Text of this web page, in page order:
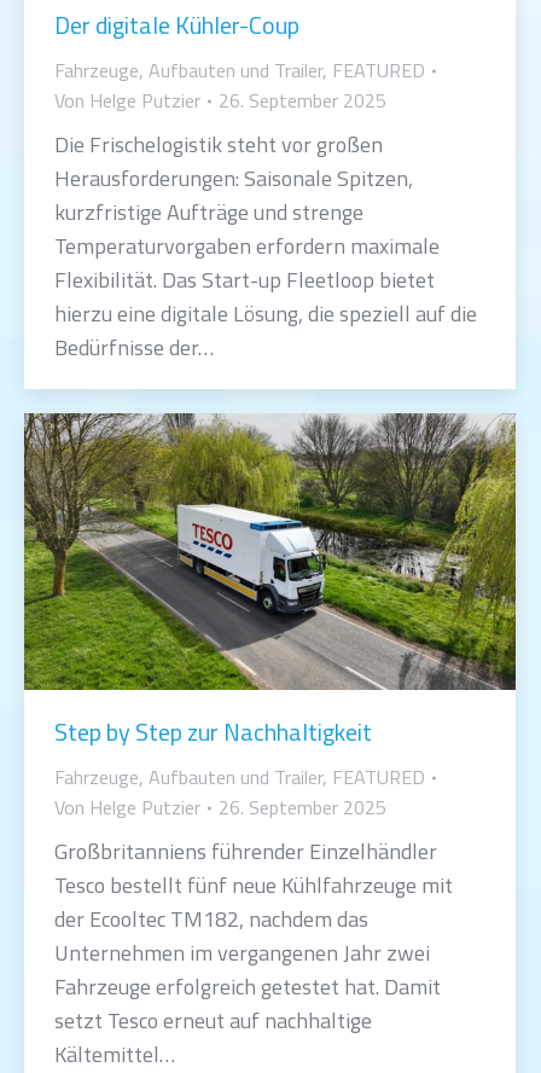
Der digitale Kühler-Coup
Fahrzeuge, Aufbauten und Trailer, FEATURED
Von Helge Putzier 26. September 2025
Die Frischelogistik steht vor großen
Herausforderungen: Saisonale Spitzen,
kurzfristige Aufträge und strenge
Temperaturvorgaben erfordern maximale
Flexibilität. Das Start-up Fleetloop bietet
hierzu eine digitale Lösung, die speziell auf die
Bedürfnisse der…
Step by Step zur Nachhaltigkeit
Fahrzeuge, Aufbauten und Trailer, FEATURED
Von Helge Putzier 26. September 2025
Großbritanniens führender Einzelhändler
Tesco bestellt fünf neue Kühlfahrzeuge mit
der Ecooltec TM182, nachdem das
Unternehmen im vergangenen Jahr zwei
Fahrzeuge erfolgreich getestet hat. Damit
setzt Tesco erneut auf nachhaltige
Kältemittel…